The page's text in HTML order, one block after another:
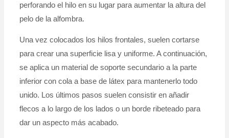
perforando el hilo en su lugar para aumentar la altura del
pelo de la alfombra.
Una vez colocados los hilos frontales, suelen cortarse
para crear una superficie lisa y uniforme. A continuación,
se aplica un material de soporte secundario a la parte
inferior con cola a base de látex para mantenerlo todo
unido. Los últimos pasos suelen consistir en añadir
flecos a lo largo de los lados o un borde ribeteado para
dar un aspecto más acabado.